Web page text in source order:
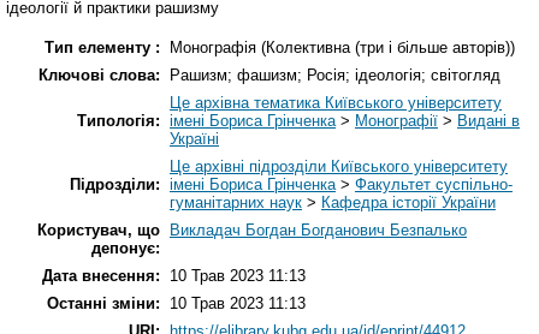
ідеології й практики рашизму
Тип елементу :
Монографія (Колективна (три і більше авторів))
Ключові слова:
Рашизм; фашизм; Росія; ідеологія; світогляд
Типологія:
Це архівна тематика Київського університету
імені Бориса Грінченка> Монографії > Видані в
Україні
Підрозділи:
Це архівні підрозділи Київського університету
імені Бориса Грінченка> Факультет суспільно-
гуманітарних наук > Кафедра історії України
Користувач, що
депонує:
Викладач Богдан Богданович Безпалько
Дата внесення:
10 Трав 2023 11:13
Останні зміни:
10 Трав 2023 11:13